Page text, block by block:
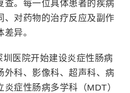
查。每一位具体患者的疾病
、对药物的治疗反应及副作
异。
医院开始建设炎症性肠病
外科、影像科、超声科、病
症性肠病多学科（MDT）